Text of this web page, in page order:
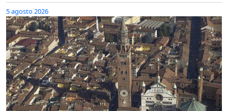
5 agosto 2026